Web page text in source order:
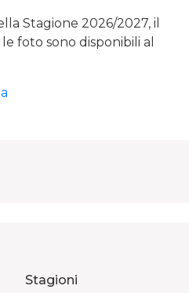
Stagione 2026/2027, il
foto sono disponibili al
Stagioni